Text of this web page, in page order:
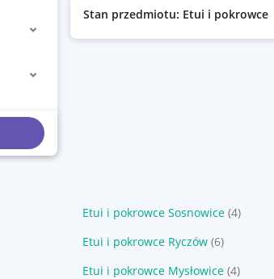
Stan przedmiotu: Etui i pokrowce
Etui i pokrowce Sosnowice (4)
Etui i pokrowce Ryczów (6)
Etui i pokrowce Mysłowice (4)